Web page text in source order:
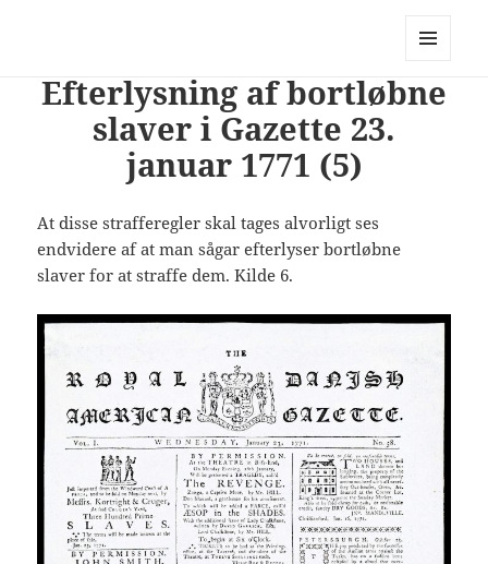
PhotoStory – en rejse i billeder og
OG
WIDGETS
Efterlysning af bortløbne
slaver i Gazette 23.
januar 1771 (5)
At disse strafferegler skal tages alvorligt ses
endvidere af at man sågar efterlyser bortløbne
slaver for at straffe dem. Kilde 6.